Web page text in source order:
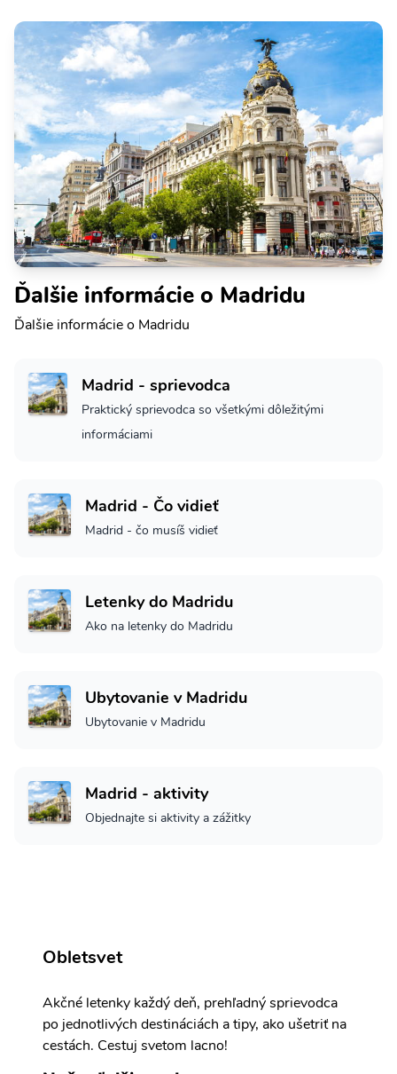
Ďalšie informácie o Madridu
Ďalšie informácie o Madridu
Madrid - sprievodca
Praktický sprievodca so všetkými dôležitými
informáciami
Madrid - Čo vidieť
Madrid - čo musíš vidieť
Letenky do Madridu
Ako na letenky do Madridu
Ubytovanie v Madridu
Ubytovanie v Madridu
Madrid - aktivity
Objednajte si aktivity a zážitky
Obletsvet
Akčné letenky každý deň, prehľadný sprievodca
po jednotlivých destináciách a tipy, ako ušetriť na
cestách. Cestuj svetom lacno!